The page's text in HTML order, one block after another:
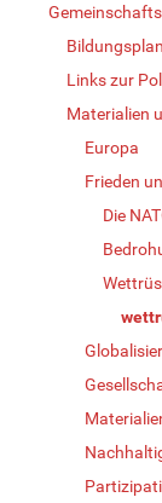
Links zur
Materialien
Europa
Frieden
Die